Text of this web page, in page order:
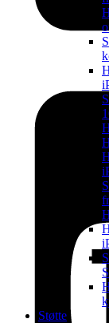
Støtte